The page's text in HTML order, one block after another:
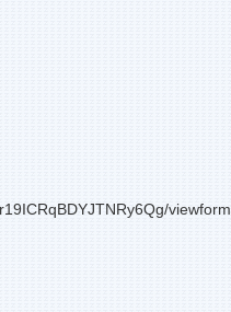
viewform